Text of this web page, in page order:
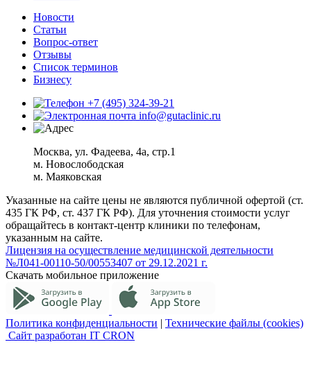
Новости
Статьи
Вопрос-ответ
Отзывы
Список терминов
Бизнесу
+7 (495) 324-39-21
info@gutaclinic.ru
Москва, ул. Фадеева, 4а, стр.1
м. Новослободская
м. Маяковская
Указанные на сайте цены не являются публичной офертой (ст.
435 ГК РФ, cт. 437 ГК РФ). Для уточнения стоимости услуг
обращайтесь в контакт-центр клиники по телефонам,
указанным на сайте.
Лицензия на осуществление медицинской деятельности
№Л041-00110-50/00553407 от 29.12.2021 г.
Скачать мобильное приложение
Политика конфиденциальности | Технические файлы (cookies)
Сайт разработан IT CRON